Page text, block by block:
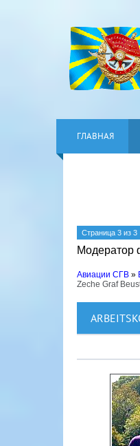
ГЛАВНАЯ
Страница 3 из 3
Модератор
Авиации СГВ »
Zeche Graf